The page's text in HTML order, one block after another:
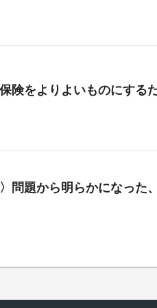
険をよりよいものにする
問題から明らかになった